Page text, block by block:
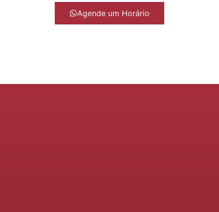
Agende um Horário